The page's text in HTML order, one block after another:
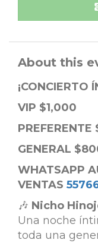
About this
¡CONCIERTO
VIP $1,000
GENERAL
WHATSAPP
VENTAS
🎶 Nicho
Una noche
toda una